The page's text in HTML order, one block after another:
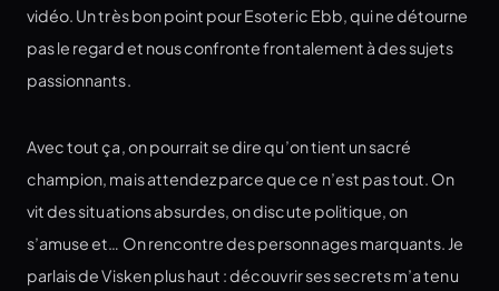
vidéo. Un très bon point pour Esoteric Ebb, qui ne détourne
pas le regard et nous confronte frontalement à des sujets
passionnants.
Avec tout ça, on pourrait se dire qu’on tient un sacré
champion, mais attendez parce que ce n’est pas tout. On
vit des situations absurdes, on discute politique, on
s’amuse et… On rencontre des personnages marquants. Je
parlais de Visken plus haut : découvrir ses secrets m’a tenu